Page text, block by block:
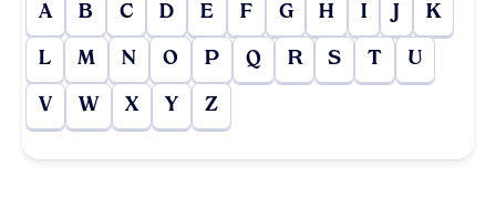
A B C D E F G H I J K
L M N O P Q R S T U
V W X Y Z